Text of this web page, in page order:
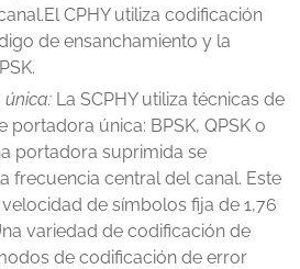
CPHY utiliza codificación
de ensanchamiento y la
única: La SCPHY utiliza técnicas de
portadora única: BPSK, QPSK o
portadora suprimida se
frecuencia central del canal. Este
de símbolos fija de 1,76
variedad de codificación de
de codificación de error